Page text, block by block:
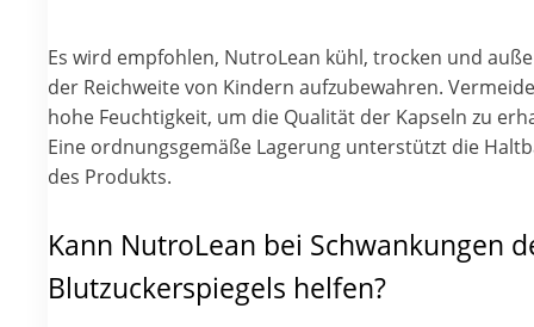
Es wird empfohlen, NutroLean kühl, trocken und
der Reichweite von Kindern aufzubewahren.
hohe Feuchtigkeit, um die Qualität der Kapseln zu
Eine ordnungsgemäße Lagerung unterstützt die
des Produkts.
Kann NutroLean bei Schwankungen
Blutzuckerspiegels helfen?